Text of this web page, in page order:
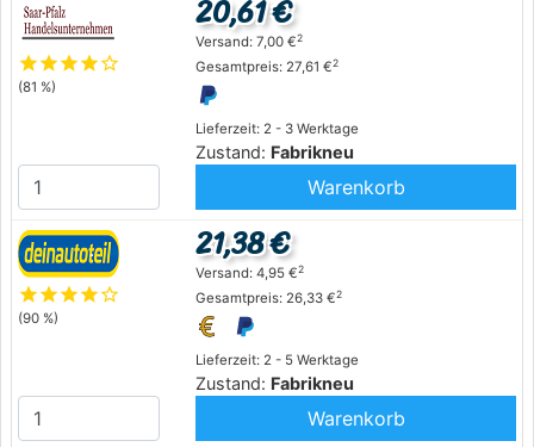
starstarstarstarstar_outline
(81 %)
Lieferzeit: 2 - 3 Werktage
Zustand: Fabrikneu
20,61 €
Versand: 7,00 €2
Gesamtpreis: 27,61 €2
Warenkorb
starstarstarstarstar_outline
(90 %)
Lieferzeit: 2 - 5 Werktage
Zustand: Fabrikneu
21,38 €
Versand: 4,95 €2
Gesamtpreis: 26,33 €2
Warenkorb